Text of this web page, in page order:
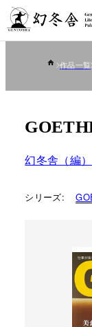
作品一覧
幻冬舎（編）
シリーズ: